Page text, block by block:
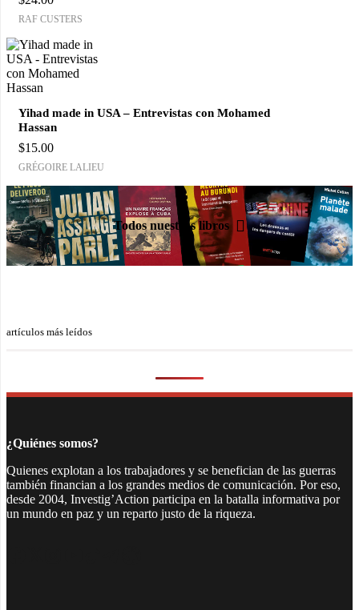
RAF CUSTERS
Yihad made in USA – Entrevistas con Mohamed
Hassan
$15.00
GRÉGOIRE LALIEU
Todos nuestros libros
artículos más leídos
¿Quiénes somos?
Quienes explotan a los trabajadores y se benefician de las guerras
también financian a los grandes medios de comunicación. Por eso,
desde 2004, Investig’Action participa en la batalla informativa por
un mundo en paz y un reparto justo de la riqueza.